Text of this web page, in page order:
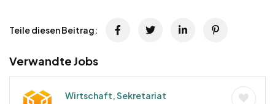
Teile diesen Beitrag:
Verwandte Jobs
Wirtschaft, Sekretariat